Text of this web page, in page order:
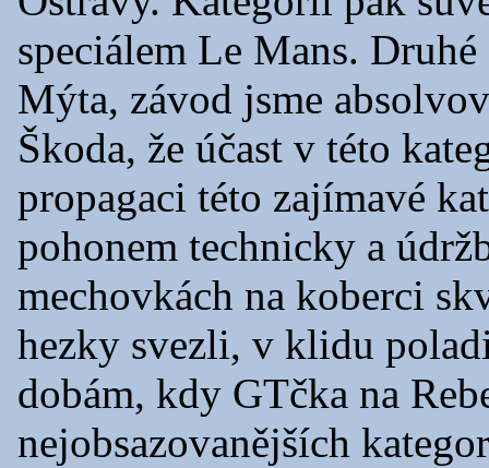
speciálem Le Mans.
Mýta, závod jsme
Škoda, že účast v této
propagaci této zajímavé
pohonem technicky a
mechovkách na koberci
hezky svezli, v klidu
dobám, kdy GTčka na
nejobsazovanějších